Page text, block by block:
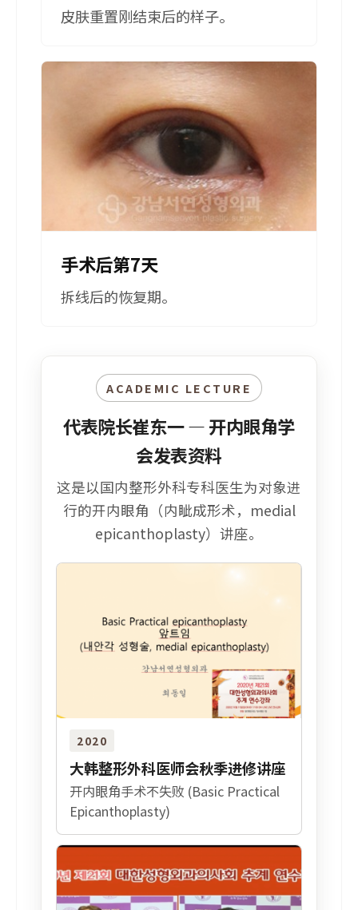
皮肤重置刚结束后的样子。
手术后第7天
拆线后的恢复期。
ACADEMIC LECTURE
代表院长崔东一 — 开内眼角学
会发表资料
这是以国内整形外科专科医生为对象进
行的开内眼角（内眦成形术，medial
epicanthoplasty）讲座。
2020
大韩整形外科医师会秋季进修讲座
开内眼角手术不失败 (Basic Practical
Epicanthoplasty)